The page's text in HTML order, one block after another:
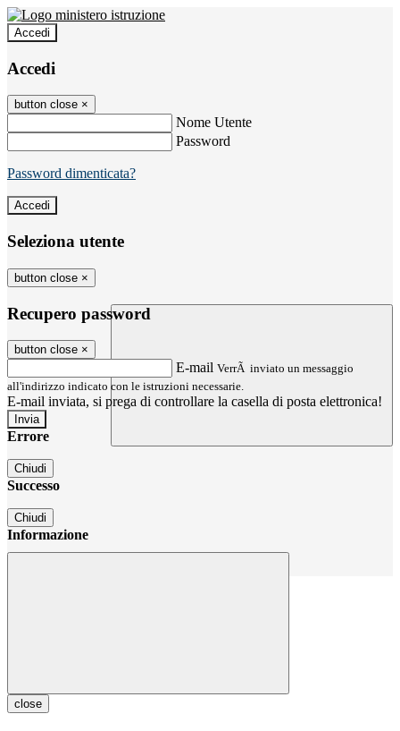
Accedi
Accedi
button close ×
Nome Utente
Password
Password dimenticata?
Seleziona utente
button close ×
Recupero password
button close ×
E-mail VerrÃ inviato un messaggio
all'indirizzo indicato con le istruzioni necessarie.
E-mail inviata, si prega di controllare la casella di posta elettronica!
Errore
Chiudi
Successo
Chiudi
Informazione
close